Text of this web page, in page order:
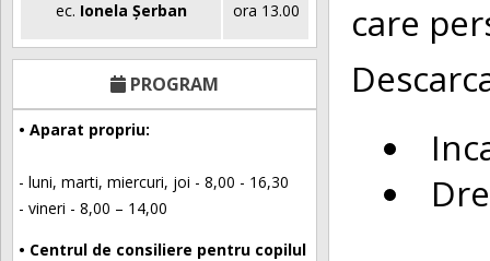
ec. Ionela Șerban
ora 13.00
PROGRAM
• Aparat propriu:
- luni, marti, miercuri, joi - 8,00 - 16,30
- vineri - 8,00 – 14,00
• Centrul de consiliere pentru copilul
care